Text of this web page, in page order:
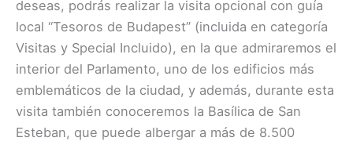
deseas, podrás realizar la visita opcional con guía
local “Tesoros de Budapest” (incluida en categoría ​
Visitas y Special Incluido​), en la que admiraremos el
interior del Parlamento, uno de los edificios más
emblemáticos de la ciudad, y además, durante esta
visita también conoceremos la Basílica de San
Esteban, que puede albergar a más de 8.500